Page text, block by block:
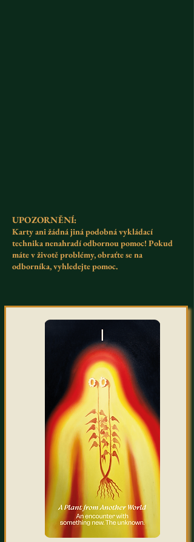
UPOZORNĚNÍ:
Karty ani žádná jiná podobná vykládací
technika nenahradí odbornou pomoc! Pokud
máte v životě problémy, obraťte se na
odborníka, vyhledejte pomoc.